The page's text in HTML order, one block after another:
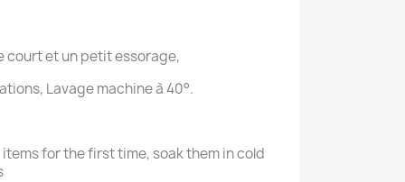
court et un petit essorage,
Lavage machine à 40°.
for the first time, soak them in cold